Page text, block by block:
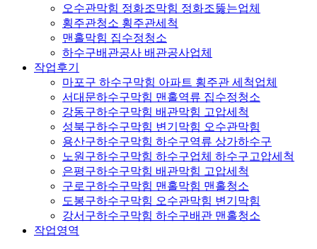
오수관막힘 정화조막힘 정화조뚫는업체
횡주관청소 횡주관세척
맨홀막힘 집수정청소
하수구배관공사 배관공사업체
작업후기
마포구 하수구막힘 아파트 횡주관 세척업체
서대문하수구막힘 맨홀역류 집수정청소
강동구하수구막힘 배관막힘 고압세척
성북구하수구막힘 변기막힘 오수관막힘
용산구하수구막힘 하수구역류 상가하수구
노원구하수구막힘 하수구업체 하수구고압세척
은평구하수구막힘 배관막힘 고압세척
구로구하수구막힘 맨홀막힘 맨홀청소
도봉구하수구막힘 오수관막힘 변기막힘
강서구하수구막힘 하수구배관 맨홀청소
작업영역